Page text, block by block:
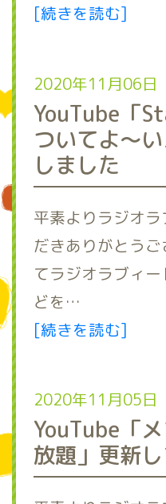
[続きを読む]
2020年11月06日
YouTube「
ついてよ～
しました
平素よりラジオ
だきありがとうご
てラジオラブィ
どを…
[続きを読む]
2020年11月05日
YouTube「
放題」更新